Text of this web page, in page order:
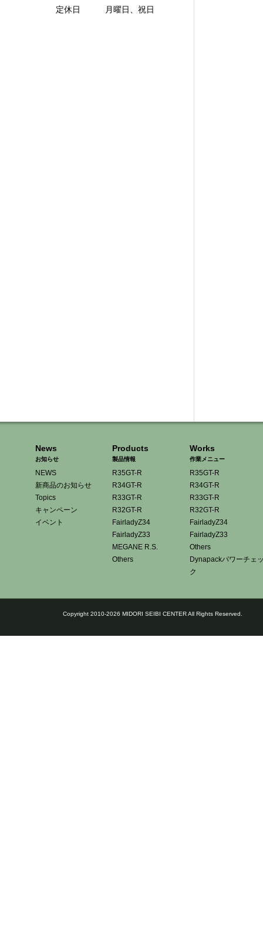
定休日 月曜日、祝日
News
お知らせ
NEWS
新商品のお知らせ
Topics
キャンペーン
イベント
Products
製品情報
R35GT-R
R34GT-R
R33GT-R
R32GT-R
FairladyZ34
FairladyZ33
MEGANE R.S.
Others
Works
作業メニュー
R35GT-R
R34GT-R
R33GT-R
R32GT-R
FairladyZ34
FairladyZ33
Others
Dynapackパワーチェ
ク
Copyright 2010-2026 MIDORI SEIBI CENTER All Rights Reserved.